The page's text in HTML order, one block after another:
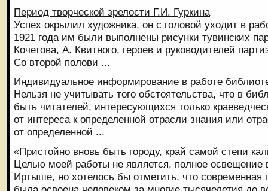
Период творческой зрелости Г.И. Гуркина
Успех окрылил художника, он с головой уходит в
1921 года им были выполнены рисунки тувинских
Кочетова, А. Квитного, героев и руководителей
Со второй полови ...
Индивидуальное информирование в работе
Нельзя не учитывать того обстоятельства, что в
быть читателей, интересующихся только
от интереса к определенной отрасли знания или
от определенной ...
«Пристойно вновь быть городу, край самой степи
Целью моей работы не является, полное освещение
Иртыше, но хотелось бы отметить, что современная